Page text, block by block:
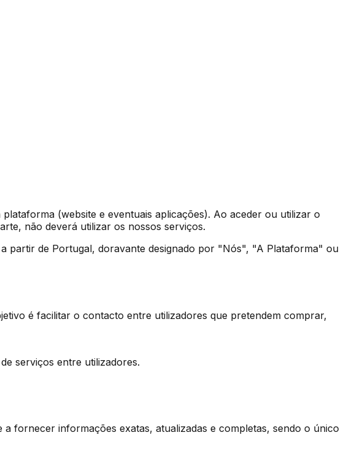
(website e eventuais aplicações). Ao aceder ou utilizar o
não deverá utilizar os nossos serviços.
partir de Portugal, doravante designado por "Nós", "A Plataforma" ou
é facilitar o contacto entre utilizadores que pretendem comprar,
serviços entre utilizadores.
fornecer informações exatas, atualizadas e completas, sendo o único